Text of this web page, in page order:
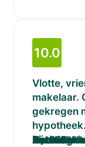
Anoniem
Peterd
Pia
Anoniem
Geerling
Nathalie
Freddie
Dutch Q
van zaken
kopen.
betrokken
voor heeft.
bij mijn
dat ik mijn
Karin
10.0
Vlotte,
makelaar.
gekregen
bij de
Debbie